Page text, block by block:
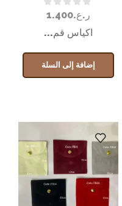
ر.ع.1.400
اكياس قم...
إضافة إلى السلة